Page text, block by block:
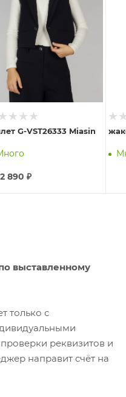
G-VST26333 Miasin
2 890 ₽
выставленному
только с
реквизитов и
направит счёт на